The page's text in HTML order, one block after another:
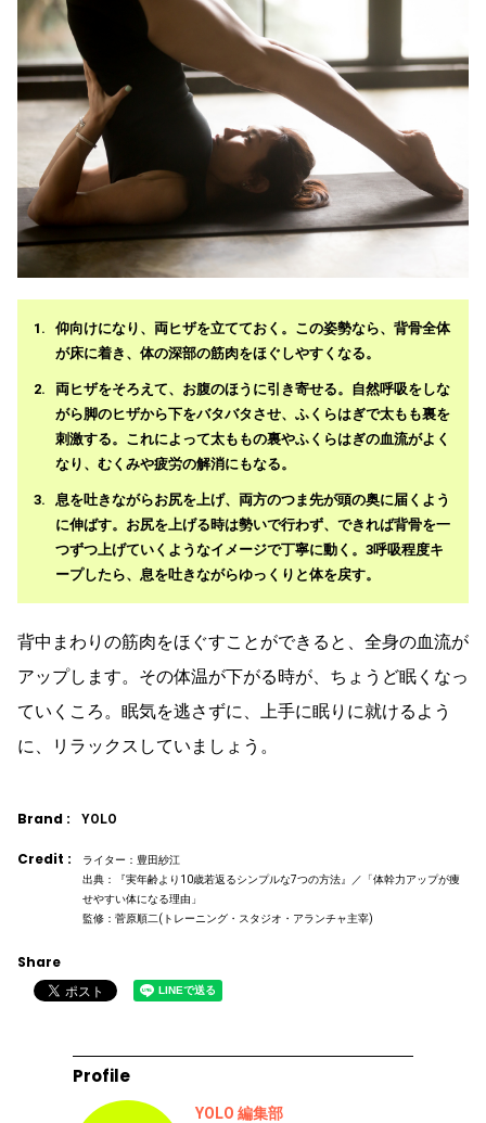
仰向けになり、両ヒザを立てておく。この姿勢なら、背骨全体
が床に着き、体の深部の筋肉をほぐしやすくなる。
両ヒザをそろえて、お腹のほうに引き寄せる。自然呼吸をしな
がら脚のヒザから下をバタバタさせ、ふくらはぎで太もも裏を
刺激する。これによって太ももの裏やふくらはぎの血流がよく
なり、むくみや疲労の解消にもなる。
息を吐きながらお尻を上げ、両方のつま先が頭の奥に届くよう
に伸ばす。お尻を上げる時は勢いで行わず、できれば背骨を一
つずつ上げていくようなイメージで丁寧に動く。3呼吸程度キ
ープしたら、息を吐きながらゆっくりと体を戻す。
背中まわりの筋肉をほぐすことができると、全身の血流が
アップします。その体温が下がる時が、ちょうど眠くなっ
ていくころ。眠気を逃さずに、上手に眠りに就けるよう
に、リラックスしていましょう。
Brand : YOLO
Credit :
ライター：豊田紗江
出典：『実年齢より10歳若返るシンプルな7つの方法』／「体幹力アップが痩
せやすい体になる理由」
監修：菅原順二(トレーニング・スタジオ・アランチャ主宰)
Share
Profile
YOLO 編集部